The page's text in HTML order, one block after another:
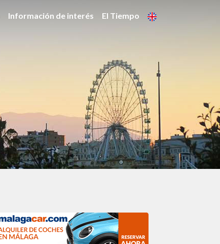
Información de interés El Tiempo